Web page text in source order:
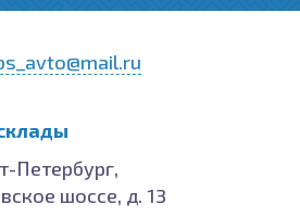
Петербург,
шоссе, д. 13